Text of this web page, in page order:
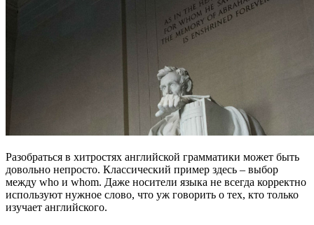
Разобраться в хитростях английской грамматики может быть
довольно непросто. Классический пример здесь – выбор
между who и whom. Даже носители языка не всегда корректно
используют нужное слово, что уж говорить о тех, кто только
изучает английского.